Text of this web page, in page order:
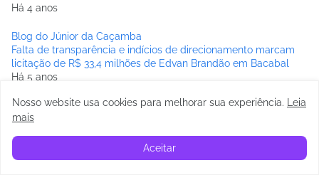
Há 4 anos
Blog do Júnior da Caçamba
Falta de transparência e indícios de direcionamento marcam
licitação de R$ 33,4 milhões de Edvan Brandão em Bacabal
Há 5 anos
Correio Bacabalense
Bom Lugar: Em plena pandemia, Prefeitura de Bom Lugar
Nosso website usa cookies para melhorar sua experiência.
Leia
mais
Aceitar